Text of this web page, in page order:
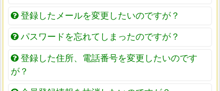
登録したメールを変更したいのですが？
パスワードを忘れてしまったのですが？
登録した住所、電話番号を変更したいのです
が？